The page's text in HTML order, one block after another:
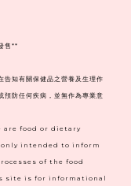
售**
告知有關保健品之營養及生理作
預防任何疾病，並無作為專業意
food or dietary
intended to inform
of the food
site is for informational